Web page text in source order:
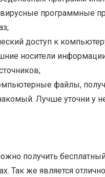
программные
доступ к
носители
файлы,
Лучше уточни у
получить бесплатный
Так же является